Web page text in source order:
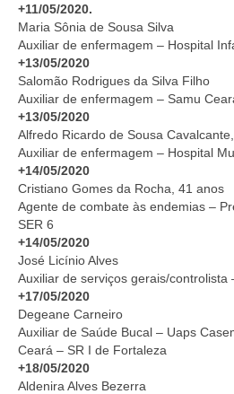
+11/05/2020.
Maria Sônia de Sousa Silva
Auxiliar de enfermagem – Hospital
+13/05/2020
Salomão Rodrigues da Silva Filho
Auxiliar de enfermagem – Samu
+13/05/2020
Alfredo Ricardo de Sousa
Auxiliar de enfermagem – Hospital
+14/05/2020
Cristiano Gomes da Rocha, 41 anos
Agente de combate às endemias –
SER 6
+14/05/2020
José Licínio Alves
Auxiliar de serviços gerais/controlista
+17/05/2020
Degeane Carneiro
Auxiliar de Saúde Bucal – Uaps
Ceará – SR I de Fortaleza
+18/05/2020
Aldenira Alves Bezerra